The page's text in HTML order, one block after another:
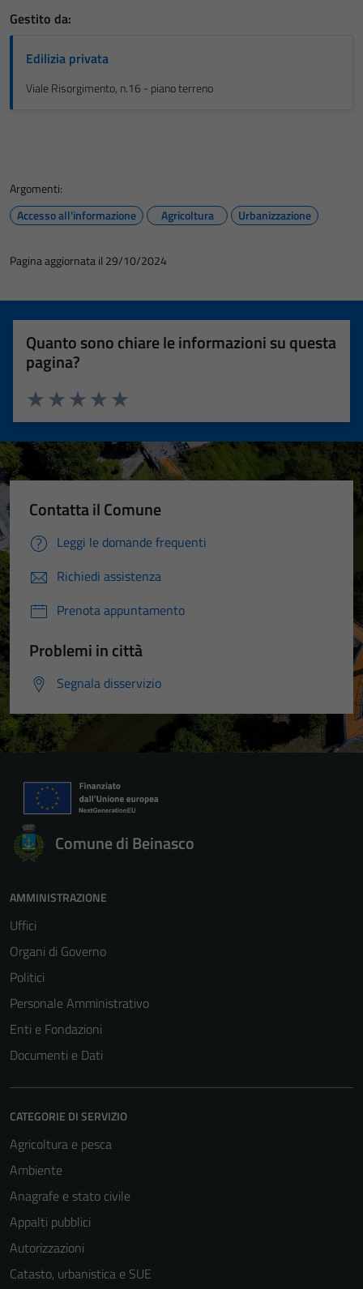
Gestito da:
Edilizia privata
Viale Risorgimento, n.16 - piano terreno
Argomenti:
Accesso all'informazione
Agricoltura Urbanizzazione
Pagina aggiornata il 29/10/2024
Quanto sono chiare le informazioni su questa
pagina?
Valuta 5 stelle su 5
Valuta 4 stelle su 5
Valuta 3 stelle su 5
Valuta 2 stelle su 5
Valuta 1 stelle su 5
Contatta il Comune
Leggi le domande frequenti
Richiedi assistenza
Prenota appuntamento
Problemi in città
Segnala disservizio
Comune di Beinasco
AMMINISTRAZIONE
Uffici
Organi di Governo
Politici
Personale Amministrativo
Enti e Fondazioni
Documenti e Dati
CATEGORIE DI SERVIZIO
Agricoltura e pesca
Ambiente
Anagrafe e stato civile
Appalti pubblici
Autorizzazioni
Catasto, urbanistica e SUE